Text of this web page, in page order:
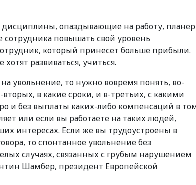
опаздывающие на работу,
повышать свой уровень
который принесет больше прибыли.
развиваться, учиться.
увольнение, то нужно вовремя понять, во-
в какие сроки, и в-третьих, с какими
и без выплаты каких-либо компенсаций в
или если вы работаете на таких людей,
интересах. Если же вы трудоустроены в
то спонтанное увольнение без
случаях, связанных с грубым нарушением
Шамбер, президент Европейской